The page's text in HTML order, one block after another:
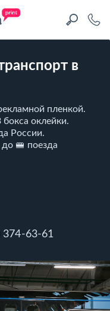
в
пленкой.
бокса оклейки.
России.
🚝 поезда
374-63-61